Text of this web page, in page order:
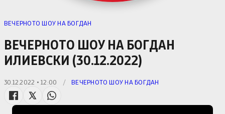
ВЕЧЕРНОТО ШОУ НА БОГДАН
ВЕЧЕРНОТО ШОУ НА БОГДАН
ИЛИЕВСКИ (30.12.2022)
30.12.2022 • 12:00 / ВЕЧЕРНОТО ШОУ НА БОГДАН